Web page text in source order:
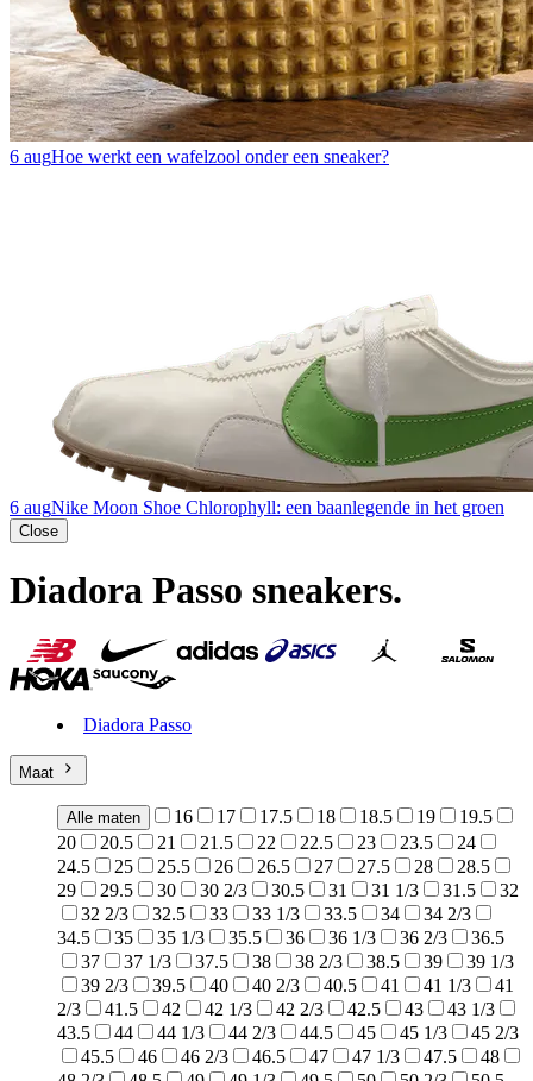
6 augHoe werkt een wafelzool onder een sneaker?
6 augNike Moon Shoe Chlorophyll: een baanlegende in het groen
Close
Diadora Passo sneakers.
Diadora Passo
Maat
Alle maten 16 17 17.5 18 18.5 19
19.5
20
20.5 21 21.5 22 22.5 23 23.5
24
24.5
25 25.5 26 26.5 27 27.5 28
28.5
29
29.5 30 30 2/3 30.5 31 31 1/3 31.5
32
32 2/3
32.5 33 33 1/3 33.5 34
34 2/3
34.5
35 35 1/3 35.5 36 36 1/3 36 2/3
36.5
37
37 1/3 37.5 38 38 2/3 38.5 39
39 1/3
39 2/3
39.5 40 40 2/3 40.5 41 41 1/3
41
2/3
41.5 42 42 1/3 42 2/3 42.5 43
43 1/3
43.5
44 44 1/3 44 2/3 44.5 45 45 1/3
45 2/3
45.5
46 46 2/3 46.5 47 47 1/3 47.5
48